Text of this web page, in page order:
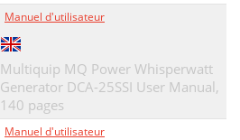
Manuel d'utilisateur
Multiquip MQ Power Whisperwatt
Generator DCA-25SSI User Manual,
140 pages
Manuel d'utilisateur